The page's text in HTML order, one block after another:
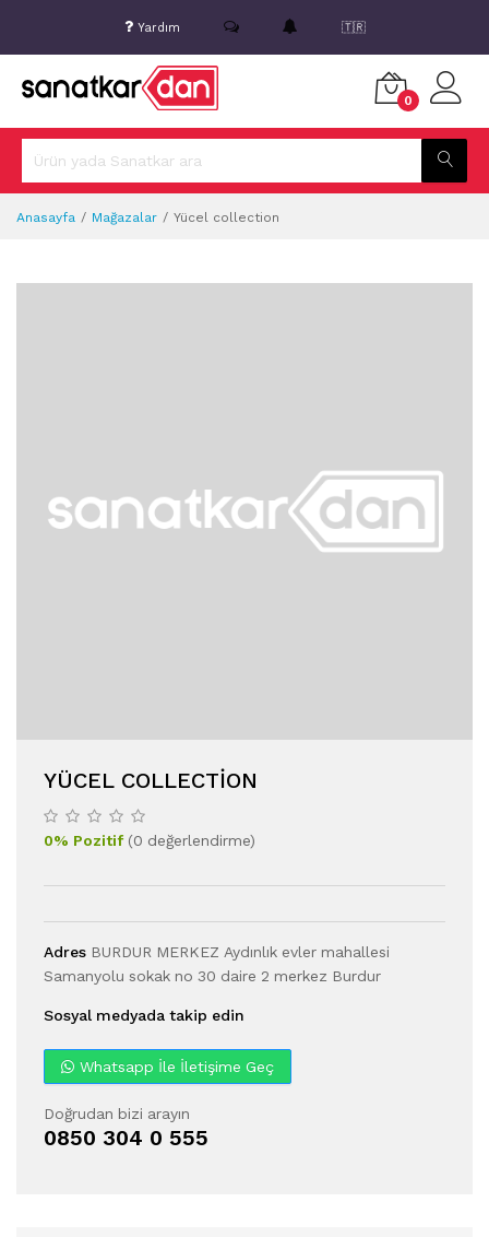
Yardım 🇹🇷
0
Anasayfa Mağazalar Yücel collection
YÜCEL COLLECTION
0% Pozitif(0 değerlendirme)
Adres BURDUR MERKEZ Aydınlık evler mahallesi
Samanyolu sokak no 30 daire 2 merkez Burdur
Sosyal medyada takip edin
Whatsapp İle İletişime Geç
Doğrudan bizi arayın
0850 304 0 555